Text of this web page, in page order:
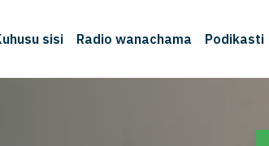
sisi Radio wanachama Podikasti